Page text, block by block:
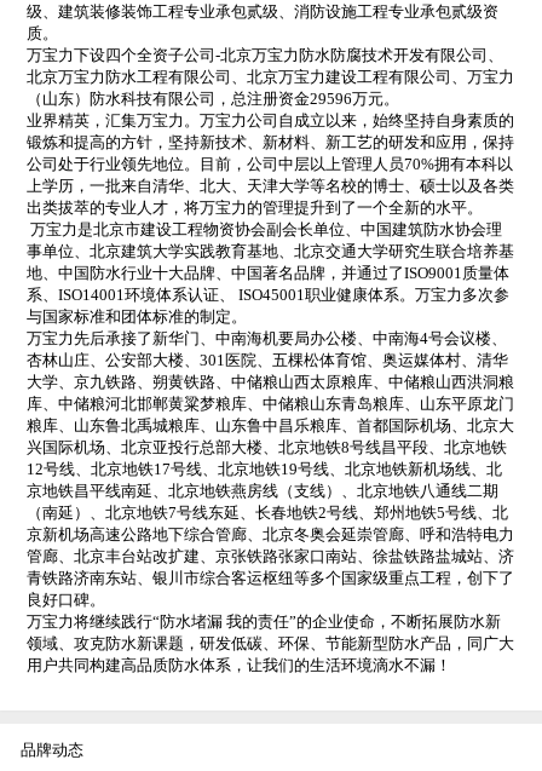
级、建筑装修装饰工程专业承包贰级、消防设施工程专业承包贰级资
质。
万宝力下设四个全资子公司-北京万宝力防水防腐技术开发有限公司、
北京万宝力防水工程有限公司、北京万宝力建设工程有限公司、万宝力
（山东）防水科技有限公司，总注册资金29596万元。
业界精英，汇集万宝力。万宝力公司自成立以来，始终坚持自身素质的
锻炼和提高的方针，坚持新技术、新材料、新工艺的研发和应用，保持
公司处于行业领先地位。目前，公司中层以上管理人员70%拥有本科以
上学历，一批来自清华、北大、天津大学等名校的博士、硕士以及各类
出类拔萃的专业人才，将万宝力的管理提升到了一个全新的水平。
万宝力是北京市建设工程物资协会副会长单位、中国建筑防水协会理
事单位、北京建筑大学实践教育基地、北京交通大学研究生联合培养基
地、中国防水行业十大品牌、中国著名品牌，并通过了ISO9001质量体
系、ISO14001环境体系认证、 ISO45001职业健康体系。万宝力多次参
与国家标准和团体标准的制定。
万宝力先后承接了新华门、中南海机要局办公楼、中南海4号会议楼、
杏林山庄、公安部大楼、301医院、五棵松体育馆、奥运媒体村、清华
大学、京九铁路、朔黄铁路、中储粮山西太原粮库、中储粮山西洪洞粮
库、中储粮河北邯郸黄粱梦粮库、中储粮山东青岛粮库、山东平原龙门
粮库、山东鲁北禹城粮库、山东鲁中昌乐粮库、首都国际机场、北京大
兴国际机场、北京亚投行总部大楼、北京地铁8号线昌平段、北京地铁
12号线、北京地铁17号线、北京地铁19号线、北京地铁新机场线、北
京地铁昌平线南延、北京地铁燕房线（支线）、北京地铁八通线二期
（南延）、北京地铁7号线东延、长春地铁2号线、郑州地铁5号线、北
京新机场高速公路地下综合管廊、北京冬奥会延崇管廊、呼和浩特电力
管廊、北京丰台站改扩建、京张铁路张家口南站、徐盐铁路盐城站、济
青铁路济南东站、银川市综合客运枢纽等多个国家级重点工程，创下了
良好口碑。
万宝力将继续践行“防水堵漏 我的责任”的企业使命，不断拓展防水新
领域、攻克防水新课题，研发低碳、环保、节能新型防水产品，同广大
用户共同构建高品质防水体系，让我们的生活环境滴水不漏！
品牌动态